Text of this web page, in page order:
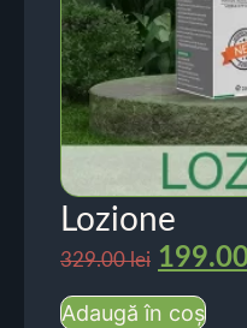
Lozione
329.00lei
Adaugă în coș